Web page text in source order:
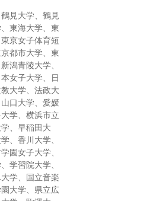
見大学、鶴見
東海大学、東
京女子体育短
都市大学、東
潟青陵大学、
女子大学、日
大学、法政大
口大学、愛媛
学、横浜市立
、早稲田大
、香川大学、
園女子大学、
学習院大学、
学、国立音楽
大学、県立広